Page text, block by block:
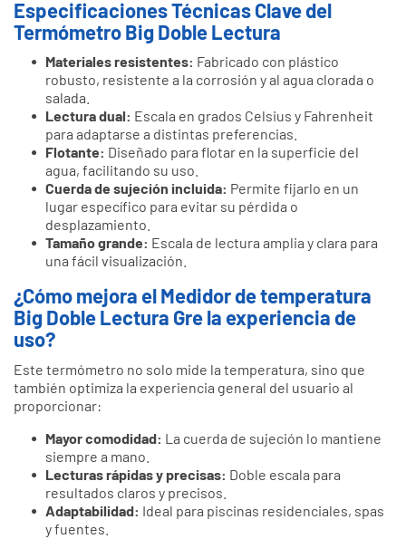
Especificaciones Técnicas Clave del
Termómetro Big Doble Lectura
Materiales resistentes: Fabricado con plástico
robusto, resistente a la corrosión y al agua clorada o
salada.
Lectura dual: Escala en grados Celsius y Fahrenheit
para adaptarse a distintas preferencias.
Flotante: Diseñado para flotar en la superficie del
agua, facilitando su uso.
Cuerda de sujeción incluida: Permite fijarlo en un
lugar específico para evitar su pérdida o
desplazamiento.
Tamaño grande: Escala de lectura amplia y clara para
una fácil visualización.
¿Cómo mejora el Medidor de temperatura
Big Doble Lectura Gre la experiencia de
uso?
Este termómetro no solo mide la temperatura, sino que
también optimiza la experiencia general del usuario al
proporcionar:
Mayor comodidad: La cuerda de sujeción lo mantiene
siempre a mano.
Lecturas rápidas y precisas: Doble escala para
resultados claros y precisos.
Adaptabilidad: Ideal para piscinas residenciales, spas
y fuentes.